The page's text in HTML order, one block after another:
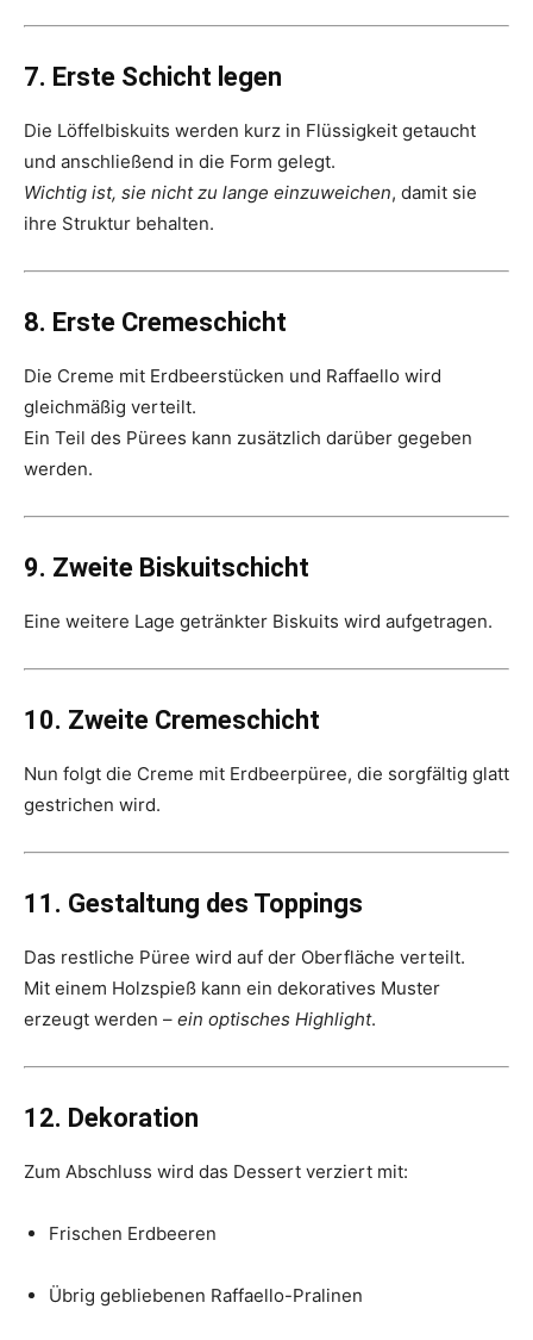
7. Erste Schicht legen
Die Löffelbiskuits werden kurz in Flüssigkeit getaucht
und anschließend in die Form gelegt.
Wichtig ist, sie nicht zu lange einzuweichen, damit sie
ihre Struktur behalten.
8. Erste Cremeschicht
Die Creme mit Erdbeerstücken und Raffaello wird
gleichmäßig verteilt.
Ein Teil des Pürees kann zusätzlich darüber gegeben
werden.
9. Zweite Biskuitschicht
Eine weitere Lage getränkter Biskuits wird aufgetragen.
10. Zweite Cremeschicht
Nun folgt die Creme mit Erdbeerpüree, die sorgfältig glatt
gestrichen wird.
11. Gestaltung des Toppings
Das restliche Püree wird auf der Oberfläche verteilt.
Mit einem Holzspieß kann ein dekoratives Muster
erzeugt werden – ein optisches Highlight.
12. Dekoration
Zum Abschluss wird das Dessert verziert mit:
Frischen Erdbeeren
Übrig gebliebenen Raffaello-Pralinen